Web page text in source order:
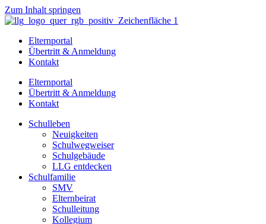
Zum Inhalt springen
Elternportal
Übertritt & Anmeldung
Kontakt
Elternportal
Übertritt & Anmeldung
Kontakt
Schulleben
Neuigkeiten
Schulwegweiser
Schulgebäude
LLG entdecken
Schulfamilie
SMV
Elternbeirat
Schulleitung
Kollegium